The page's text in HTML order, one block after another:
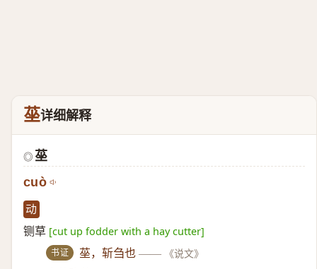
莝详细解释
◎ 莝
cuò
动
铡草 [cut up fodder with a hay cutter]
书证 莝，斩刍也 —— 《说文》